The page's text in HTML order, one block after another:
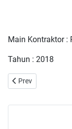
Main Kontraktor :
Tahun : 2018
Previous article:
Prev